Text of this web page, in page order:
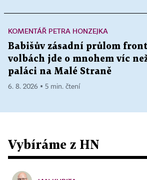
KOMENTÁŘ PETRA HONZEJKA
Babišův zásadní průlom
volbách jde o mnohem víc
paláci na Malé Straně
6. 8. 2026 ▪ 5 min. čtení
Vybíráme z HN